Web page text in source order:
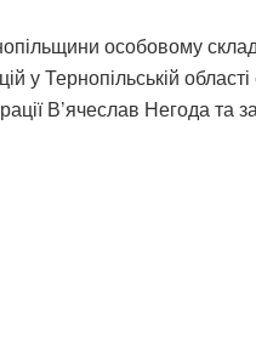
особовому
у Тернопільській області
В’ячеслав Негода та